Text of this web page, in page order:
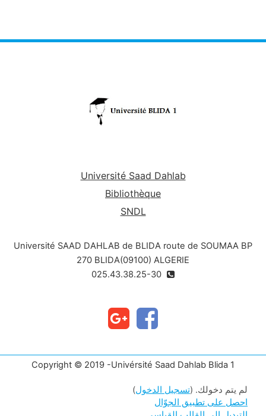
Université Saad Dahlab
Bibliothèque
SNDL
Université SAAD DAHLAB de BLIDA route de SOUMAA BP
270 BLIDA(09100) ALGERIE
Copyright © 2019 -Univérsité Saad Dahlab Blida 1
لم يتم دخولك. (تسجيل الدخول)
احصل على تطبيق الجوّال